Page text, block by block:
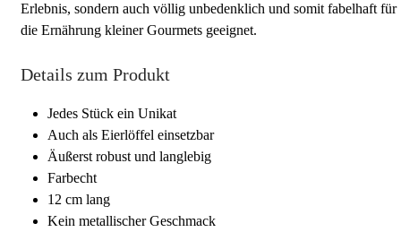
Erlebnis, sondern auch völlig unbedenklich und somit fabelhaft für
die Ernährung kleiner Gourmets geeignet.
Details zum Produkt
Jedes Stück ein Unikat
Auch als Eierlöffel einsetzbar
Äußerst robust und langlebig
Farbecht
12 cm lang
Kein metallischer Geschmack